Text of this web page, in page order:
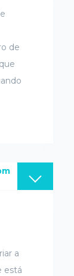
de
a
está